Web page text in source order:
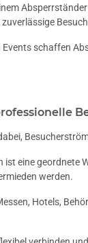
schaffen
eine
werden.
Hotels,